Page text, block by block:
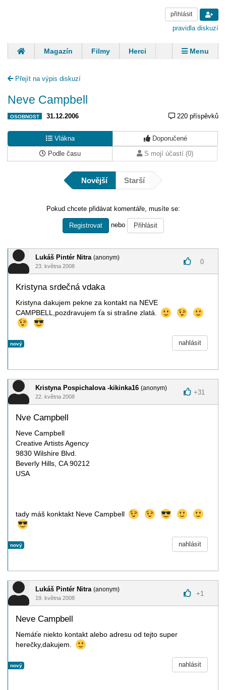
přihlásit
pravidla diskuzí
Magazín Filmy Herci
Zpěváci
Panovníci
Finančníci
Menu
Přejít na výpis diskuzí
Neve Campbell
OSOBNOST 31.12.2006 220 příspěvků
Vlákna
Doporučené
Podle času
S mojí účastí (0)
Novější Starší
Pokud chcete přidávat komentáře, musíte se:
Registrovat nebo Přihlásit
Lukáš Pintér Nitra (anonym)
23. května 2008
0
Kristyna srdečná vdaka
Kristyna dakujem pekne za kontakt na NEVE
CAMPBELL,pozdravujem ťa si strašne zlatá.
nový nahlásit
Kristyna Pospichalova -kikinka16 (anonym)
22. května 2008
+31
Nve Campbell
Neve Campbell
Creative Artists Agency
9830 Wilshire Blvd.
Beverly Hills, CA 90212
USA
tady máš konktakt Neve Campbell
nový nahlásit
Lukáš Pintér Nitra (anonym)
19. května 2008
+1
Neve Campbell
Nemáťe niekto kontakt alebo adresu od tejto super
herečky,dakujem.
nový nahlásit